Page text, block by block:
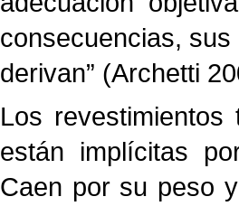
consecuencias,
derivan” (Archetti
Los
están implícitas
Caen por su peso